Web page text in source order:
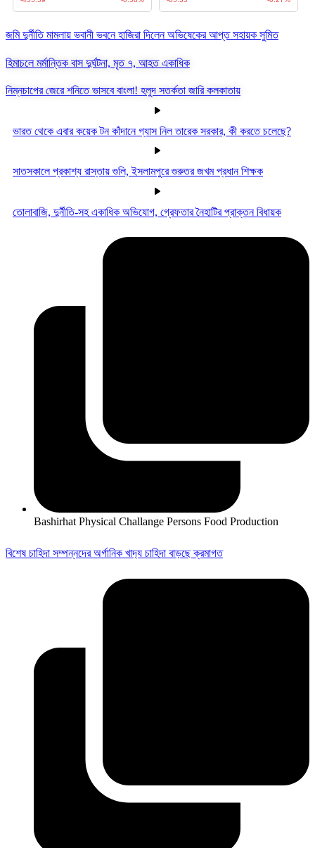
জমি দুর্নীতি মামলায় ভবানী ভবনে হাজিরা দিলেন অভিষেকের আপ্ত সহায়ক সুমিত
হিমাচলে মর্মান্তিক বাস দুর্ঘটনা, মৃত ৭, আহত একাধিক
নিম্নচাপের জেরে শনিতে ভাসবে বাংলা! হলুদ সতর্কতা জারি কলকাতায়
ভারত থেকে এবার কয়েক টন কাঁদানে গ্যাস নিল তারেক সরকার, কী করতে চলেছে?
সাতসকালে প্রকাশ্য রাস্তায় গুলি, ইসলামপুরে গুরুতর জখম প্রধান শিক্ষক
তোলাবাজি, দুর্নীতি-সহ একাধিক অভিযোগ, গ্রেফতার নৈহাটির প্রাক্তন বিধায়ক
Bashirhat Physical Challange Persons Food Production
বিশেষ চাহিদা সম্পন্নদের অর্গানিক খাদ‍্য চাহিদা বাড়ছে ক্রমাগত